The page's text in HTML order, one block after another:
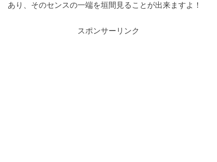
あり、そのセンスの一端を垣間見ることが出来ますよ！
スポンサーリンク